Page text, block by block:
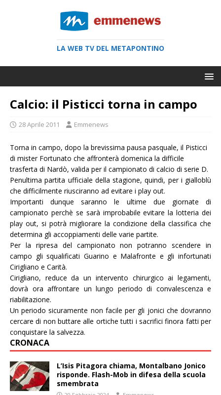
LA WEB TV DEL METAPONTINO
Calcio: il Pisticci torna in campo
28 Aprile 2011 Emmenews
Torna in campo, dopo la brevissima pausa pasquale, il Pisticci
di mister Fortunato che affronterà domenica la difficile
trasferta di Nardò, valida per il campionato di calcio di serie D.
Penultima partita ufficiale della stagione, quindi, per i gialloblù
che difficilmente riusciranno ad evitare i play out.
Importanti dunque saranno le ultime due giornate di
campionato perchè se sarà improbabile evitare la lotteria dei
play out, si potrà migliorare la condizione della classifica che
determina gli accoppiamenti delle varie partite.
Per la ripresa del campionato non potranno scendere in
campo gli squalificati Guarino e Malafronte e gli infortunati
Cirigliano e Carità.
Cirigliano, reduce da un intervento chirurgico ai legamenti,
dovrà ora affrontare un lungo periodo di convalescenza e
riabilitazione.
Un periodo sicuramente non facile per gli jonici che dovranno
cercare di non buttare alle ortiche tutti i sacrifici finora fatti per
conquistare la salvezza.
CRONACA
L’Isis Pitagora chiama, Montalbano Jonico
risponde. Flash-Mob in difesa della scuola
smembrata